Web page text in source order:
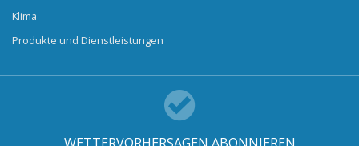
Klima
Produkte und Dienstleistungen